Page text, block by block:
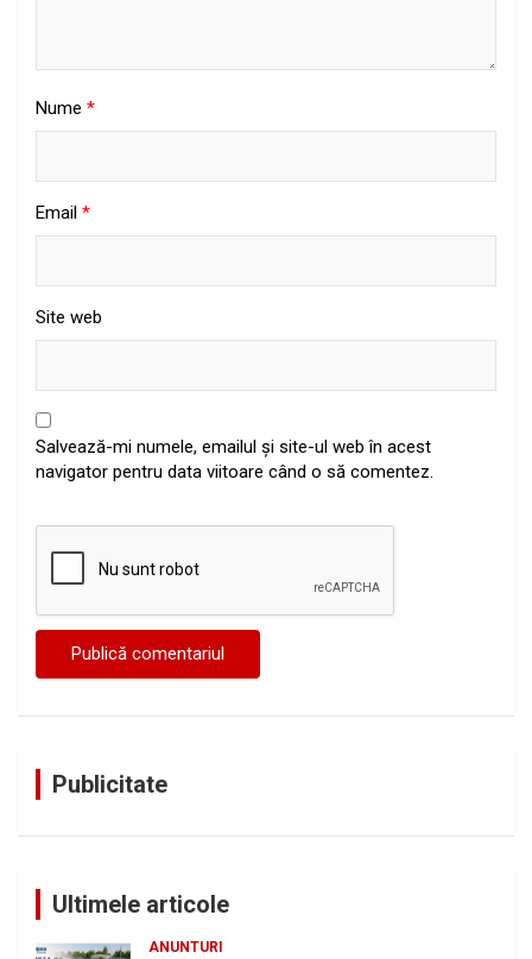
Nume *
Email *
Site web
Salvează-mi numele, emailul și site-ul web în acest
navigator pentru data viitoare când o să comentez.
Publicitate
Ultimele articole
ANUNTURI